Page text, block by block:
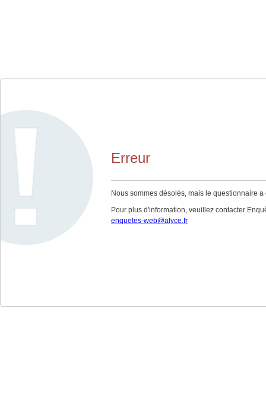
Erreur
Nous sommes désolés, mais le questionnaire
Pour plus d'information, veuillez contacter
enquetes-web@alyce.fr